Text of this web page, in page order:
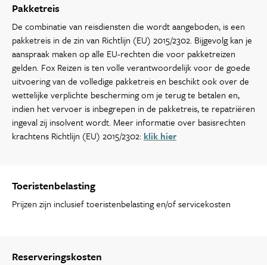
Pakketreis
De combinatie van reisdiensten die wordt aangeboden, is een
pakketreis in de zin van Richtlijn (EU) 2015/2302. Bijgevolg kan je
aanspraak maken op alle EU-rechten die voor pakketreizen
gelden. Fox Reizen is ten volle verantwoordelijk voor de goede
uitvoering van de volledige pakketreis en beschikt ook over de
wettelijke verplichte bescherming om je terug te betalen en,
indien het vervoer is inbegrepen in de pakketreis, te repatriëren
ingeval zij insolvent wordt. Meer informatie over basisrechten
krachtens Richtlijn (EU) 2015/2302: klik hier
Toeristenbelasting
Prijzen zijn inclusief toeristenbelasting en/of servicekosten
Reserveringskosten